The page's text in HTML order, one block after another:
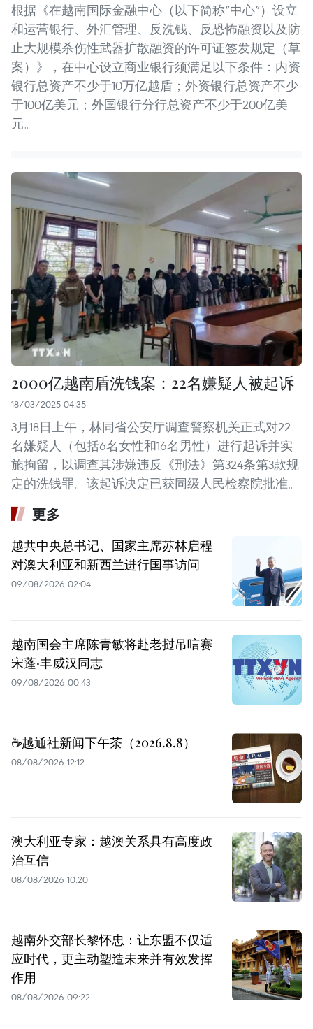
根据《在越南国际金融中心（以下简称“中心”）设立
和运营银行、外汇管理、反洗钱、反恐怖融资以及防
止大规模杀伤性武器扩散融资的许可证签发规定（草
案）》，在中心设立商业银行须满足以下条件：内资
银行总资产不少于10万亿越盾；外资银行总资产不少
于100亿美元；外国银行分行总资产不少于200亿美
元。
2000亿越南盾洗钱案：22名嫌疑人被起诉
18/03/2025 04:35
3月18日上午，林同省公安厅调查警察机关正式对22
名嫌疑人（包括6名女性和16名男性）进行起诉并实
施拘留，以调查其涉嫌违反《刑法》第324条第3款规
定的洗钱罪。该起诉决定已获同级人民检察院批准。
更多
越共中央总书记、国家主席苏林启程
对澳大利亚和新西兰进行国事访问
09/08/2026 02:04
越南国会主席陈青敏将赴老挝吊唁赛
宋蓬·丰威汉同志
09/08/2026 00:43
☕️越通社新闻下午茶（2026.8.8）
08/08/2026 12:12
澳大利亚专家：越澳关系具有高度政
治互信
08/08/2026 10:20
越南外交部长黎怀忠：让东盟不仅适
应时代，更主动塑造未来并有效发挥
作用
08/08/2026 09:22